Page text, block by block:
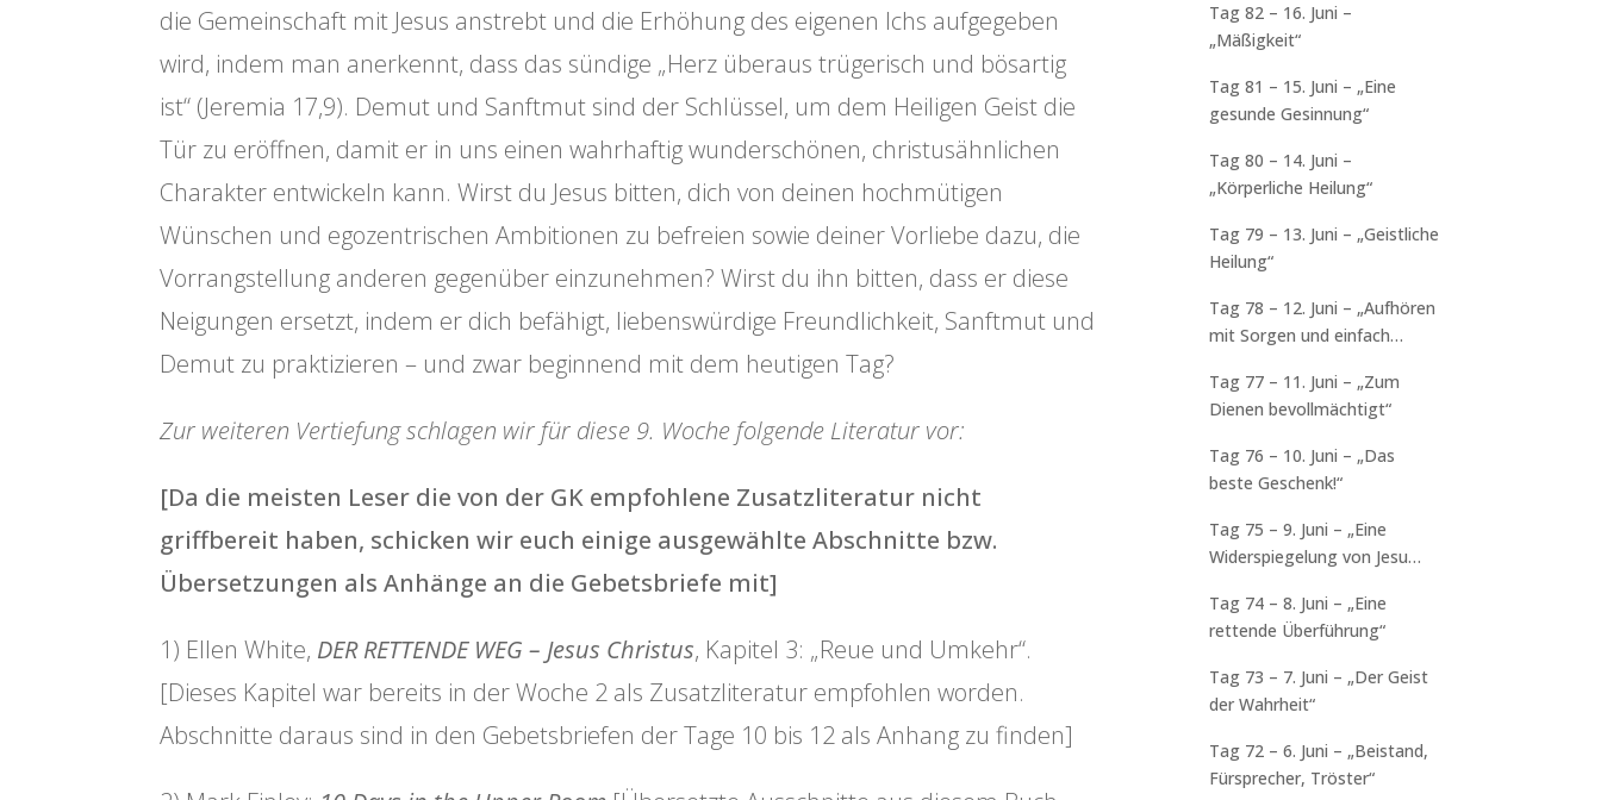
die Gemeinschaft mit Jesus anstrebt und die Erhöhung des eigenen Ichs aufgegeben
wird, indem man anerkennt, dass das sündige „Herz überaus trügerisch und bösartig
ist“ (Jeremia 17,9). Demut und Sanftmut sind der Schlüssel, um dem Heiligen Geist die
Tür zu eröffnen, damit er in uns einen wahrhaftig wunderschönen, christusähnlichen
Charakter entwickeln kann. Wirst du Jesus bitten, dich von deinen hochmütigen
Wünschen und egozentrischen Ambitionen zu befreien sowie deiner Vorliebe dazu, die
Vorrangstellung anderen gegenüber einzunehmen? Wirst du ihn bitten, dass er diese
Neigungen ersetzt, indem er dich befähigt, liebenswürdige Freundlichkeit, Sanftmut und
Demut zu praktizieren – und zwar beginnend mit dem heutigen Tag?
Zur weiteren Vertiefung schlagen wir für diese 9. Woche folgende Literatur vor:
[Da die meisten Leser die von der GK empfohlene Zusatzliteratur nicht
griffbereit haben, schicken wir euch einige ausgewählte Abschnitte bzw.
Übersetzungen als Anhänge an die Gebetsbriefe mit]
1) Ellen White, DER RETTENDE WEG – Jesus Christus, Kapitel 3: „Reue und Umkehr“.
[Dieses Kapitel war bereits in der Woche 2 als Zusatzliteratur empfohlen worden.
Abschnitte daraus sind in den Gebetsbriefen der Tage 10 bis 12 als Anhang zu finden]
Tag 82 – 16. Juni –
„Mäßigkeit“
Tag 81 – 15. Juni – „Eine
gesunde Gesinnung“
Tag 80 – 14. Juni –
„Körperliche Heilung“
Tag 79 – 13. Juni – „Geistliche
Heilung“
Tag 78 – 12. Juni – „Aufhören
mit Sorgen und einfach
Tag 77 – 11. Juni – „Zum
Dienen bevollmächtigt“
Tag 76 – 10. Juni – „Das
beste Geschenk!“
Tag 75 – 9. Juni – „Eine
Widerspiegelung von Jesu
Tag 74 – 8. Juni – „Eine
rettende Überführung“
Tag 73 – 7. Juni – „Der Geist
der Wahrheit“
Tag 72 – 6. Juni – „Beistand,
Fürsprecher, Tröster“